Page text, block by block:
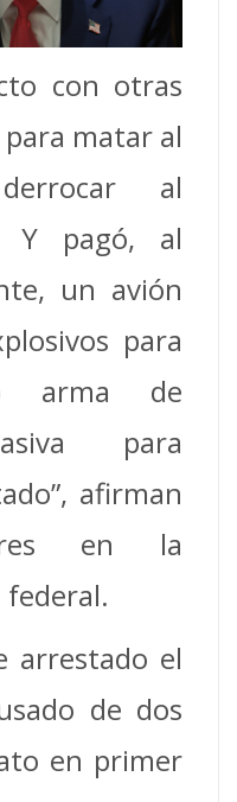
con otras
matar al
al
Y pagó, al
un avión
para
arma de
para
afirman
en la
arrestado el
de dos
en primer